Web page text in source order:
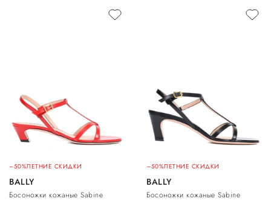
–50%ЛЕТНИЕ СКИДКИ
BALLY
Босоножки кожаные Sabine
–50%ЛЕТНИЕ СКИДКИ
BALLY
Босоножки кожаные Sabine